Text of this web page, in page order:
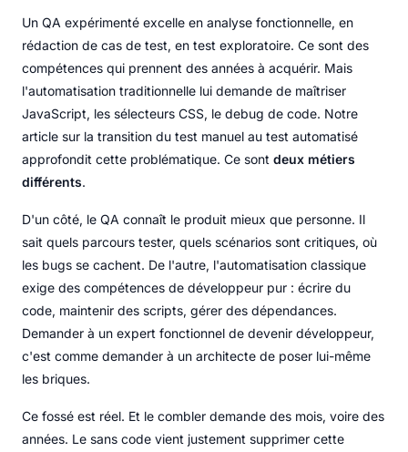
Un QA expérimenté excelle en analyse fonctionnelle, en
rédaction de cas de test, en test exploratoire. Ce sont des
compétences qui prennent des années à acquérir. Mais
l'automatisation traditionnelle lui demande de maîtriser
JavaScript, les sélecteurs CSS, le debug de code. Notre
article sur la transition du test manuel au test automatisé
approfondit cette problématique. Ce sont deux métiers
différents.
D'un côté, le QA connaît le produit mieux que personne. Il
sait quels parcours tester, quels scénarios sont critiques, où
les bugs se cachent. De l'autre, l'automatisation classique
exige des compétences de développeur pur : écrire du
code, maintenir des scripts, gérer des dépendances.
Demander à un expert fonctionnel de devenir développeur,
c'est comme demander à un architecte de poser lui-même
les briques.
Ce fossé est réel. Et le combler demande des mois, voire des
années. Le sans code vient justement supprimer cette